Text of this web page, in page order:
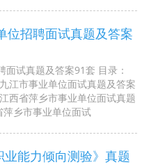
位招聘面试真题及答案
试真题及答案91套 目录：
江市事业单位面试真题及答案
西省萍乡市事业单位面试真题
乡市事业单位面试
能力倾向测验》真题